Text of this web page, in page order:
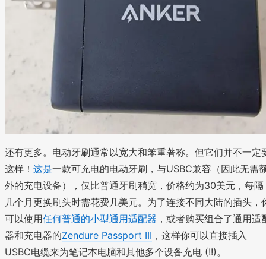
还有更多。电动牙刷通常以宽大和笨重著称。但它们并不一定
这样！ 这是一款可充电的电动牙刷，与USBC兼容（因此无需
外的充电设备），仅比普通牙刷稍宽，价格约为30美元，每隔
几个月更换刷头时需花费几美元。为了连接不同大陆的插头，
可以使用任何普通的小型通用适配器 ，或者购买组合了通用适
器和充电器的Zendure Passport III ，这样你可以直接插入
USBC电缆来为笔记本电脑和其他多个设备充电 (!!)。